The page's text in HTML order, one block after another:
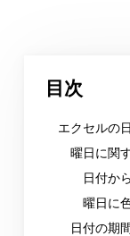
目次
エクセルの
曜日に関
日付か
曜日に
日付の期